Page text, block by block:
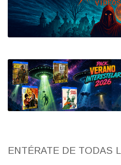
Bluray
Clasificada S
artwork
fantaterror
Jesús Franco
ENTÉRATE DE TODAS